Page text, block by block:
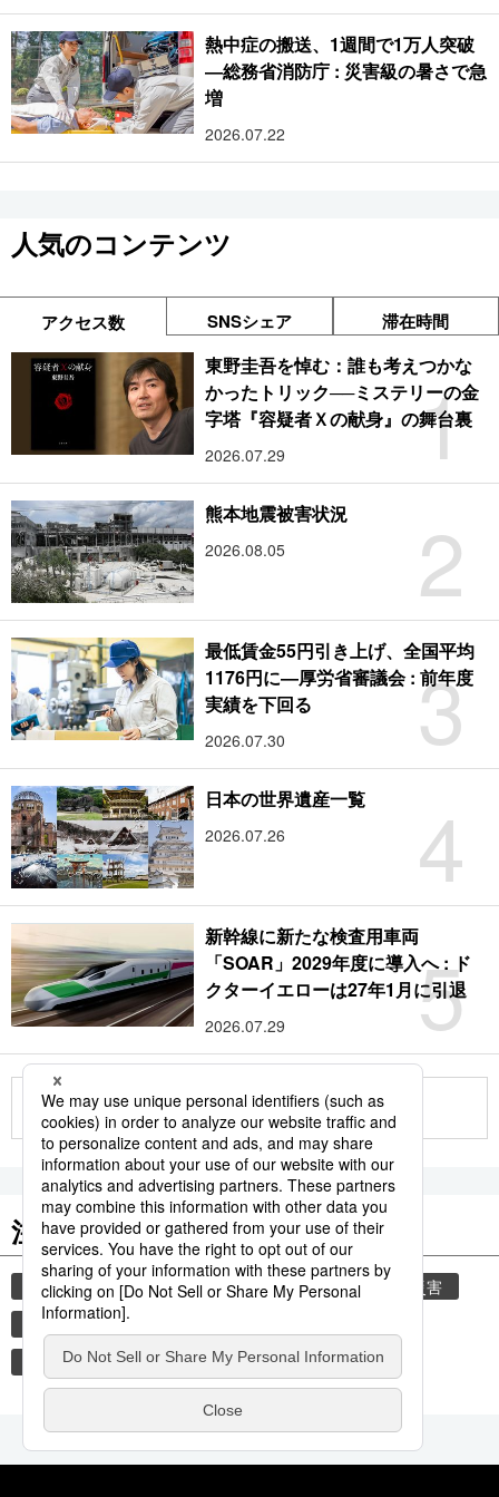
熱中症の搬送、1週間で1万人突破
―総務省消防庁 : 災害級の暑さで急
増
2026.07.22
人気のコンテンツ
アクセス数 SNSシェア 滞在時間
1
東野圭吾を悼む：誰も考えつかな
かったトリック──ミステリーの金
字塔『容疑者Ｘの献身』の舞台裏
2026.07.29
2
熊本地震被害状況
2026.08.05
3
最低賃金55円引き上げ、全国平均
1176円に―厚労省審議会 : 前年度
実績を下回る
2026.07.30
4
日本の世界遺産一覧
2026.07.26
5
新幹線に新たな検査用車両
「SOAR」2029年度に導入へ : ド
クターイエローは27年1月に引退
2026.07.29
もっと見る
注目のキーワード
共同通信ニュース 気象・災害 気象庁
災害
地震
津波
環境・自然・生物